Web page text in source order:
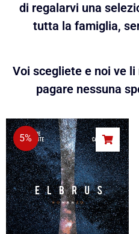
di regalarvi una
tutta la famiglia,
Voi scegliete e noi ve
pagare nessuna
5%